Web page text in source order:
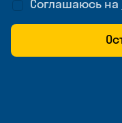
Соглашаюсь на